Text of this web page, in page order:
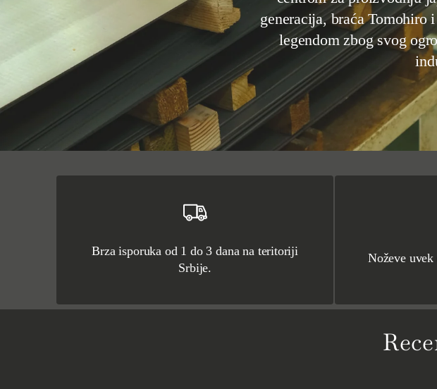
generacija, braća Tomohiro
legendom zbog svog
Brza isporuka od 1 do 3 dana na teritoriji
Srbije.
Noževe